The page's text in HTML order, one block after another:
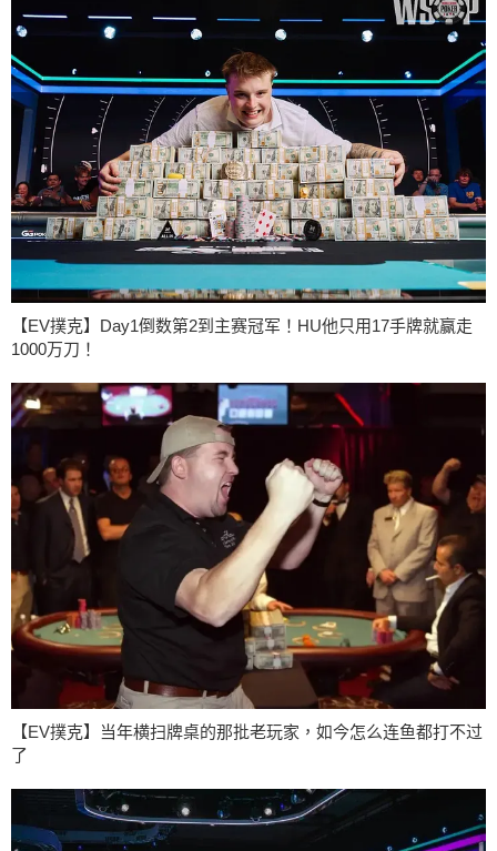
【EV撲克】Day1倒数第2到主赛冠军！HU他只用17手牌就赢走
1000万刀！
【EV撲克】当年横扫牌桌的那批老玩家，如今怎么连鱼都打不过
了